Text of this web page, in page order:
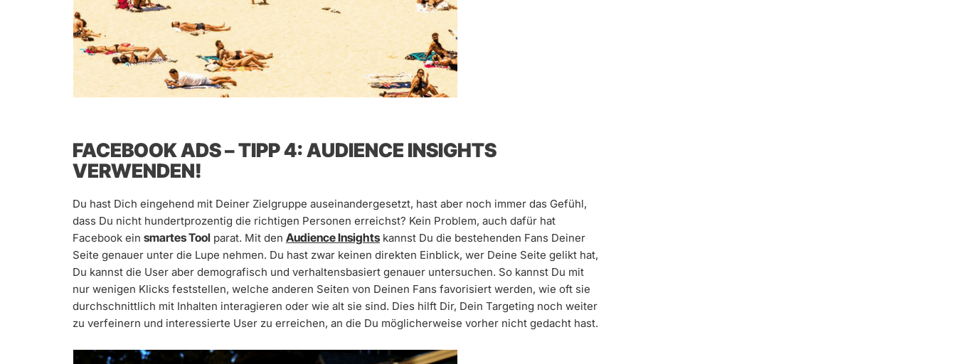
FACEBOOK ADS – TIPP 4: AUDIENCE INSIGHTS
VERWENDEN!
Du hast Dich eingehend mit Deiner Zielgruppe auseinandergesetzt, hast aber noch immer das Gefühl,
dass Du nicht hundertprozentig die richtigen Personen erreichst? Kein Problem, auch dafür hat
Facebook ein smartes Tool parat. Mit den Audience Insights kannst Du die bestehenden Fans Deiner
Seite genauer unter die Lupe nehmen. Du hast zwar keinen direkten Einblick, wer Deine Seite gelikt hat,
Du kannst die User aber demografisch und verhaltensbasiert genauer untersuchen. So kannst Du mit
nur wenigen Klicks feststellen, welche anderen Seiten von Deinen Fans favorisiert werden, wie oft sie
durchschnittlich mit Inhalten interagieren oder wie alt sie sind. Dies hilft Dir, Dein Targeting noch weiter
zu verfeinern und interessierte User zu erreichen, an die Du möglicherweise vorher nicht gedacht hast.